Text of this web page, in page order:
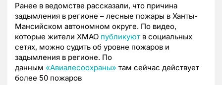
Ранее в ведомстве рассказали, что причина
задымления в регионе – лесные пожары в Ханты-
Мансийском автономном округе. По видео,
которые жители ХМАО публикуют в социальных
сетях, можно судить об уровне пожаров и
задымления в регионе. По
данным «Авиалесоохраны» там сейчас действует
более 50 пожаров